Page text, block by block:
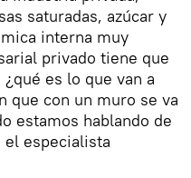
saturadas, azúcar y
interna muy
privado tiene que
es lo que van a
que con un muro se va
estamos hablando de
especialista